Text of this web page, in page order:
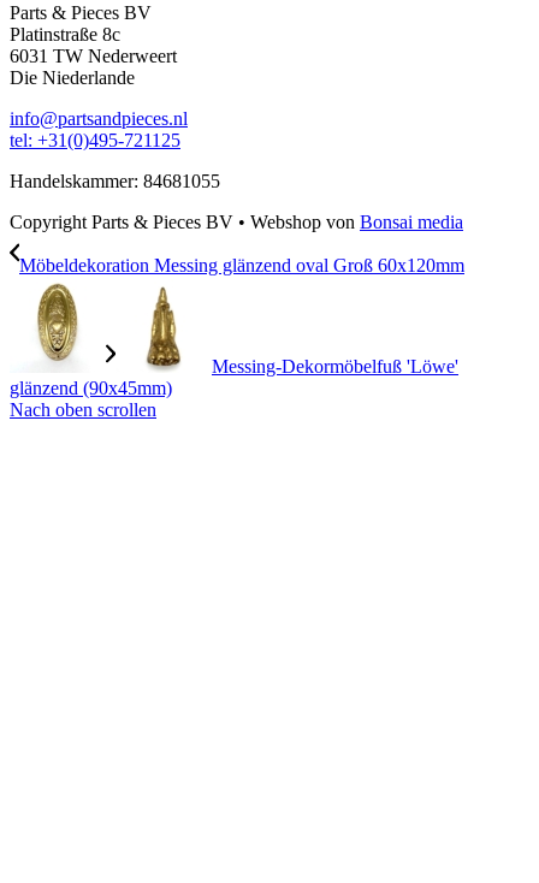
Parts & Pieces BV
Platinstraße 8c
6031 TW Nederweert
Die Niederlande
info@partsandpieces.nl
tel: +31(0)495-721125
Handelskammer: 84681055
Copyright Parts & Pieces BV • Webshop von Bonsai media
Möbeldekoration Messing glänzend oval Groß 60x120mm
Messing-Dekormöbelfuß 'Löwe'
glänzend (90x45mm)
Nach oben scrollen